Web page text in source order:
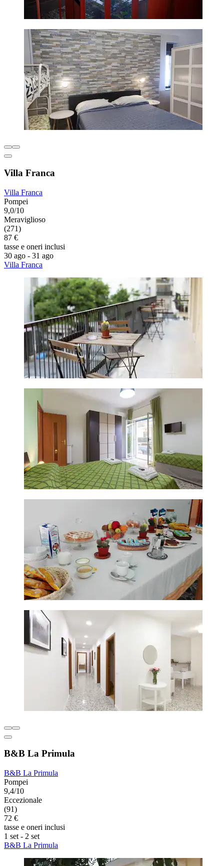
Villa Franca
Villa Franca
Pompei
9,0/10
Meraviglioso
(271)
87 €
tasse e oneri inclusi
30 ago - 31 ago
Villa Franca
B&B La Primula
B&B La Primula
Pompei
9,4/10
Eccezionale
(91)
72 €
tasse e oneri inclusi
1 set - 2 set
B&B La Primula